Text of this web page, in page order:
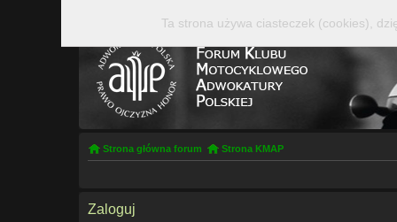
Strona główna forum Strona KMAP
Zaloguj
Ta strona używa ciasteczek (cookies),